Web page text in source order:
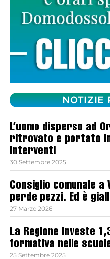
NOTIZIE
L’uomo disperso ad
ritrovato e portato
interventi
30 Settembre 2025
Consiglio comunale
perde pezzi. Ed è
27 Marzo 2026
La Regione investe
formativa nelle
25 Settembre 2025